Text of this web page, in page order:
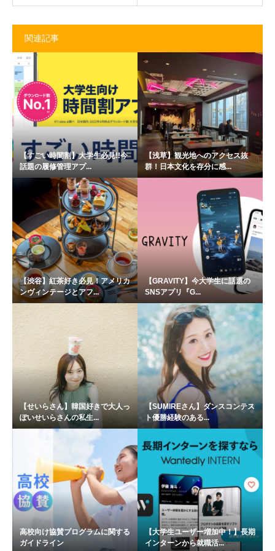
関連記事
【すごい時間割】大学生必見!!今
話題の履修管理アプ...
【浅草】観光地へのアクセス抜
群！日本文化を存分に感...
【渋谷】紅茶好き必見！アメリカ
ンヴィンテージとアフ...
【GRAVITY】今大学生に話題の
SNSアプリ『G...
【せいらさん】韓国好きで大人っ
ぽいせいらさんの私生...
【SUMIREさん】ダンスコンテス
ト優勝経験のある...
高校向け協賛プログラムに関する
ガイドライン
【大学生ユーザー増加中！】長期
インターンから就職活...